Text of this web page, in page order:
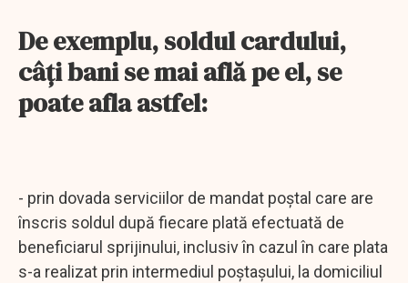
De exemplu, soldul cardului,
câți bani se mai află pe el, se
poate afla astfel:
- prin dovada serviciilor de mandat poștal care are
înscris soldul după fiecare plată efectuată de
beneficiarul sprijinului, inclusiv în cazul în care plata
s-a realizat prin intermediul poștașului, la domiciliul